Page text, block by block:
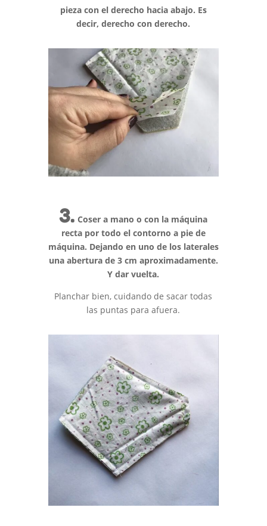
pieza con el derecho hacia abajo. Es
decir, derecho con derecho.
3. Coser a mano o con la máquina
recta por todo el contorno a pie de
máquina. Dejando en uno de los laterales
una abertura de 3 cm aproximadamente.
Y dar vuelta.
Planchar bien, cuidando de sacar todas
las puntas para afuera.